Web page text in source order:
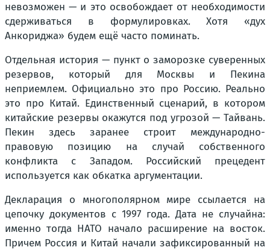
невозможен — и это освобождает от необходимости
сдерживаться в формулировках. Хотя «дух
Анкориджа» будем ещё часто поминать.
Отдельная история — пункт о заморозке суверенных
резервов, который для Москвы и Пекина
неприемлем. Официально это про Россию. Реально
это про Китай. Единственный сценарий, в котором
китайские резервы окажутся под угрозой — Тайвань.
Пекин здесь заранее строит международно-
правовую позицию на случай собственного
конфликта с Западом. Российский прецедент
используется как обкатка аргументации.
Декларация о многополярном мире ссылается на
цепочку документов с 1997 года. Дата не случайна:
именно тогда НАТО начало расширение на восток.
Причем Россия и Китай начали зафиксированный на